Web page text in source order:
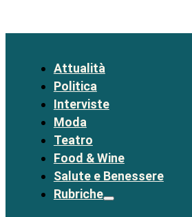
Attualità
Politica
Interviste
Moda
Teatro
Food & Wine
Salute e Benessere
Rubriche